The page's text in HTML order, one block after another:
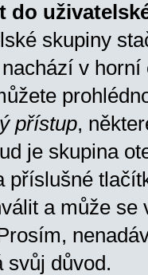
do
skupiny
v horní
přístup,
je skupina
příslušné
a může se
svůj důvod.